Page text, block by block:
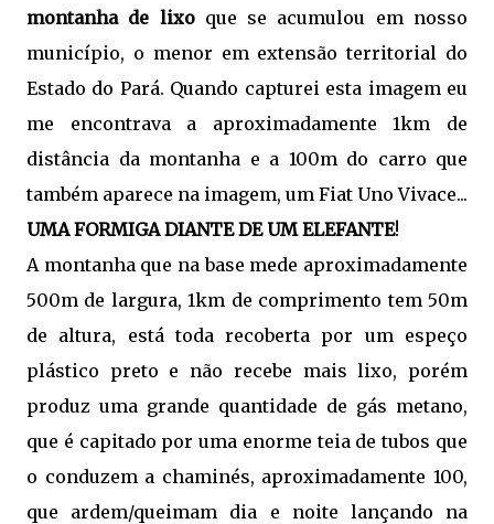
montanha de lixoque se acumulou em nosso
município, o menor em extensão territorial do
Estado do Pará. Quando capturei esta imagem eu
me encontrava a aproximadamente 1km de
distância da montanha e a 100m do carro que
também aparece na imagem, um Fiat Uno Vivace...
UMA FORMIGA DIANTE DE UM ELEFANTE!
A montanha que na base mede aproximadamente
500m de largura, 1km de comprimento tem 50m
de altura, está toda recoberta por um espeço
plástico preto e não recebe mais lixo, porém
produz uma grande quantidade de gás metano,
que é capitado por uma enorme teia de tubos que
o conduzem a chaminés, aproximadamente 100,
que ardem/queimam dia e noite lançando na